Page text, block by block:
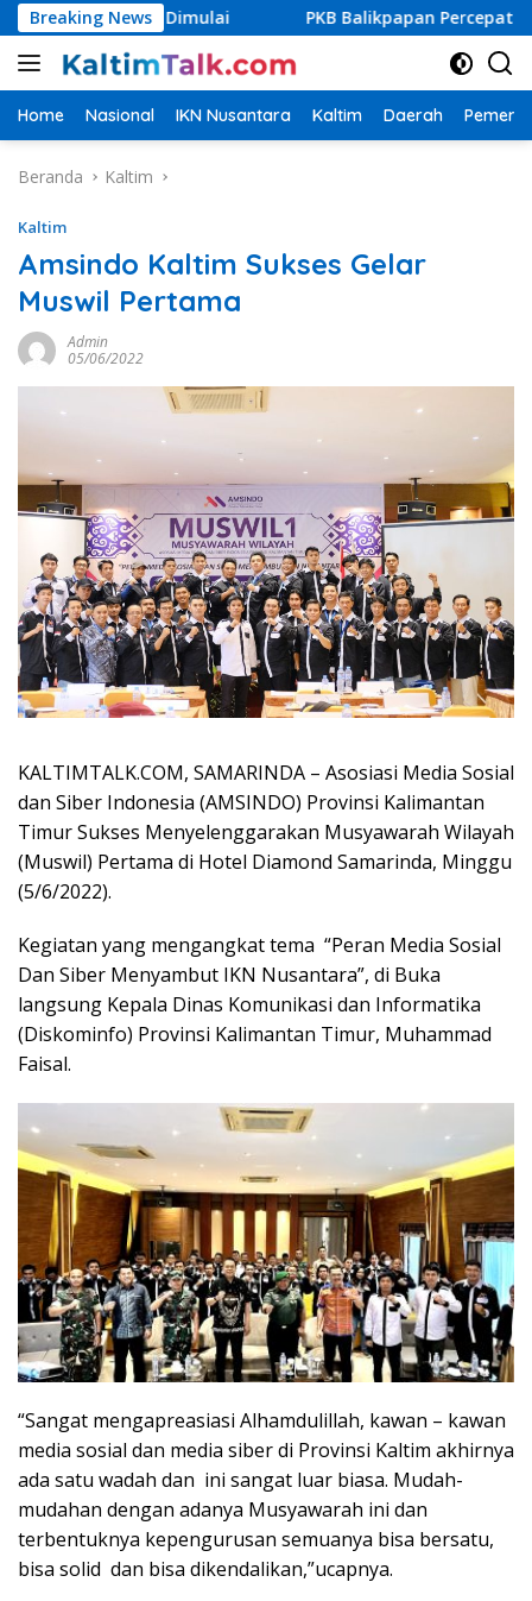
Langsung
ke
konten
Breaking News
Dimulai PKB Balikpapan Percepat Regenerasi,
Home Nasional IKN Nusantara Kaltim Daerah
Beranda Kaltim
Kaltim
Amsindo Kaltim Sukses Gelar
Muswil Pertama
Admin
05/06/2022
KALTIMTALK.COM, SAMARINDA – Asosiasi Media Sosial
dan Siber Indonesia (AMSINDO) Provinsi Kalimantan
Timur Sukses Menyelenggarakan Musyawarah Wilayah
(Muswil) Pertama di Hotel Diamond Samarinda, Minggu
(5/6/2022).
Kegiatan yang mengangkat tema “Peran Media Sosial
Dan Siber Menyambut IKN Nusantara”, di Buka
langsung Kepala Dinas Komunikasi dan Informatika
(Diskominfo) Provinsi Kalimantan Timur, Muhammad
Faisal.
“Sangat mengapreasiasi Alhamdulillah, kawan – kawan
media sosial dan media siber di Provinsi Kaltim akhirnya
ada satu wadah dan ini sangat luar biasa. Mudah-
mudahan dengan adanya Musyawarah ini dan
terbentuknya kepengurusan semuanya bisa bersatu,
bisa solid dan bisa dikendalikan,”ucapnya.